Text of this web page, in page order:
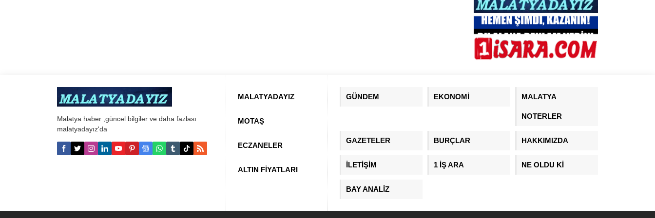
Malatya haber ,güncel bilgiler ve daha fazlası
malatyadayız'da
MALATYADAYIZ
MOTAŞ
ECZANELER
ALTIN FİYATLARI
GÜNDEM EKONOMİ MALATYA
NOTERLER
GAZETELER BURÇLAR HAKKIMIZDA
İLETİŞİM 1 İŞ ARA NE OLDU Kİ
BAY ANALİZ